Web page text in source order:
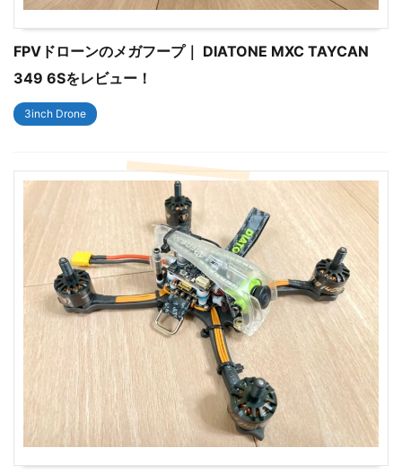
FPVドローンのメガフープ｜ DIATONE MXC TAYCAN
349 6Sをレビュー！
3inch Drone